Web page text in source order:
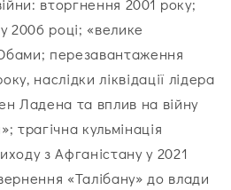
вторгнення 2001 року;
2006 році; «велике
перезавантаження
наслідки ліквідації лідера
Ладена та вплив на війну
трагічна кульмінація
з Афганістану у 2021
«Талібану» до влади